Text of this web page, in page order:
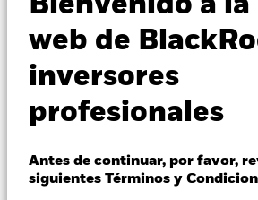
web de
inversores
profesionales
Antes de continuar, por favor,
siguientes Términos y
Perspectivas
Visión de mercado
Educación
Profesionales
Transport
Valor liquidativo a 06 ago 2026
JPY 2.737,00